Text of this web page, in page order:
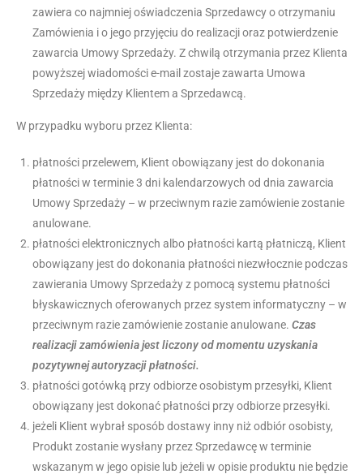
zawiera co najmniej oświadczenia Sprzedawcy o otrzymaniu
Zamówienia i o jego przyjęciu do realizacji oraz potwierdzenie
zawarcia Umowy Sprzedaży. Z chwilą otrzymania przez Klienta
powyższej wiadomości e-mail zostaje zawarta Umowa
Sprzedaży między Klientem a Sprzedawcą.
W przypadku wyboru przez Klienta:
płatności przelewem, Klient obowiązany jest do dokonania
płatności w terminie 3 dni kalendarzowych od dnia zawarcia
Umowy Sprzedaży – w przeciwnym razie zamówienie zostanie
anulowane.
płatności elektronicznych albo płatności kartą płatniczą, Klient
obowiązany jest do dokonania płatności niezwłocznie podczas
zawierania Umowy Sprzedaży z pomocą systemu płatności
błyskawicznych oferowanych przez system informatyczny – w
przeciwnym razie zamówienie zostanie anulowane. Czas
realizacji zamówienia jest liczony od momentu uzyskania
pozytywnej autoryzacji płatności.
płatności gotówką przy odbiorze osobistym przesyłki, Klient
obowiązany jest dokonać płatności przy odbiorze przesyłki.
jeżeli Klient wybrał sposób dostawy inny niż odbiór osobisty,
Produkt zostanie wysłany przez Sprzedawcę w terminie
wskazanym w jego opisie lub jeżeli w opisie produktu nie będzie